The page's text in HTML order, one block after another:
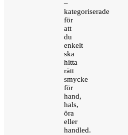
–
kategoriserade
för
att
du
enkelt
ska
hitta
rätt
smycke
för
hand,
hals,
öra
eller
handled.